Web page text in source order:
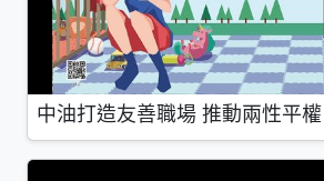
中油打造友善職場 推動兩性平權